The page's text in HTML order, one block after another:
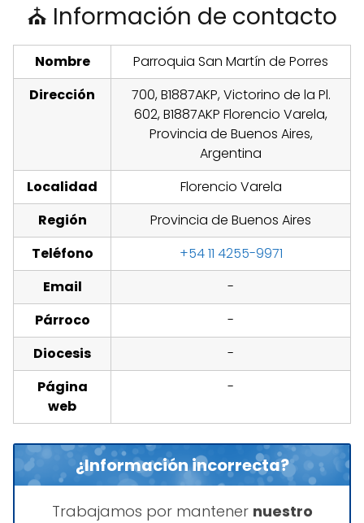
⛪ Información de contacto
Nombre
Parroquia San Martín de Porres
Dirección
700, B1887AKP, Victorino de la Pl.
602, B1887AKP Florencio Varela,
Provincia de Buenos Aires,
Argentina
Localidad
Florencio Varela
Región
Provincia de Buenos Aires
Teléfono
+54 11 4255-9971
Email
-
Párroco
-
Diocesis
-
Página
web
-
¿Información incorrecta?
Trabajamos por mantener nuestro